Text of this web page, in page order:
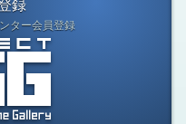
録
ター会員登録